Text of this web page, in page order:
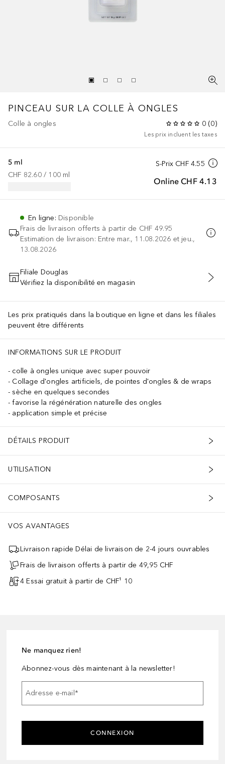
PINCEAU SUR LA COLLE À ONGLES
Colle à ongles 0 (0)
Les prix incluent les taxes
S-Prix CHF 4.55
Online CHF 4.13
5 ml
CHF 82.60 / 100 ml
En ligne: Disponible
Frais de livraison offerts à partir de CHF 49.95
Estimation de livraison: Entre mar., 11.08.2026 et jeu.,
13.08.2026
AJOUTER AU PANIER
Filiale Douglas
Vérifiez la disponibilité en magasin
Les prix pratiqués dans la boutique en ligne et dans les filiales
peuvent être différents
INFORMATIONS SUR LE PRODUIT
colle à ongles unique avec super pouvoir
Collage d'ongles artificiels, de pointes d'ongles & de wraps
sèche en quelques secondes
favorise la régénération naturelle des ongles
application simple et précise
DÉTAILS PRODUIT
UTILISATION
COMPOSANTS
VOS AVANTAGES
Livraison rapide Délai de livraison de 2-4 jours ouvrables
Frais de livraison offerts à partir de 49,95 CHF
4 Essai gratuit à partir de CHF¹ 10
Ne manquez rien!
Abonnez-vous dès maintenant à la newsletter!
Adresse e-mail*
CONNEXION